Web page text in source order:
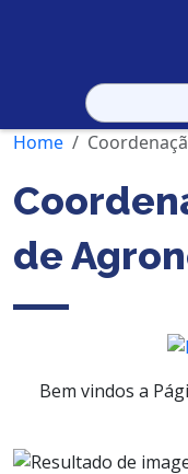
Pesquisar
por:
Home
de
Bem vindos a